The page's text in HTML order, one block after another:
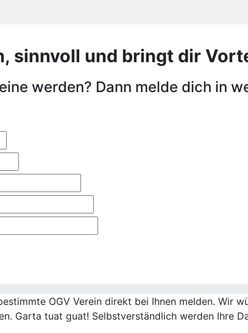
sinnvoll und bringt dir
werden? Dann melde dich in
OGV Verein direkt bei Ihnen melden. Wir
Garta tuat guat! Selbstverständlich werden Ihre